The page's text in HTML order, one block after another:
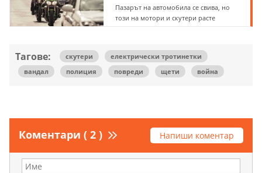
Пазарът на автомобила се свива, но
този на мотори и скутери расте
Тагове: скутери
електрически тротинетки
вандал
полиция повреди щети война
Коментари ( 2 ) Напиши коментар